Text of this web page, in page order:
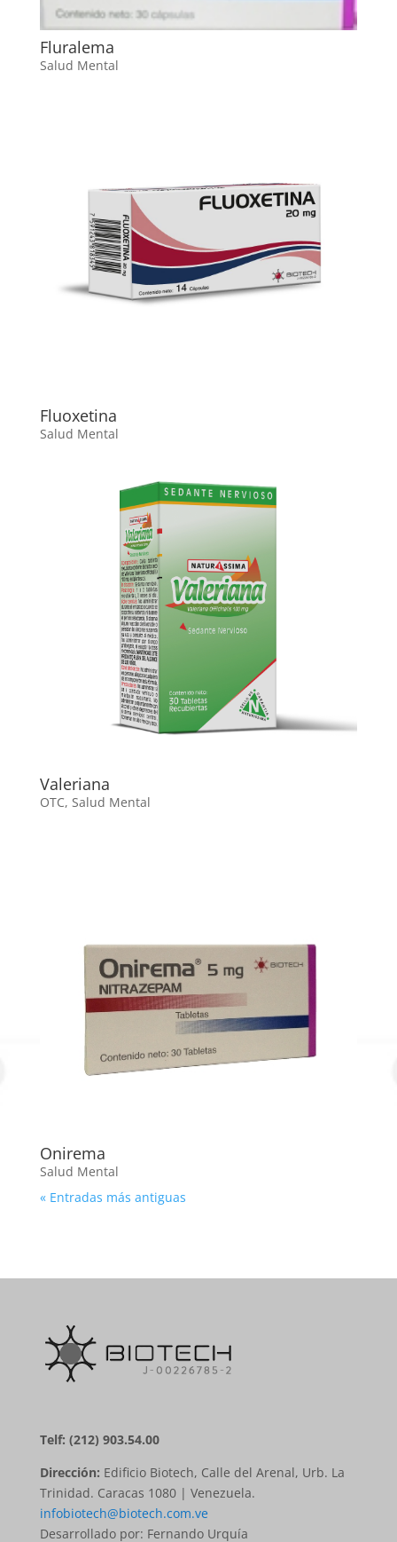
Fluralema
Salud Mental
Fluoxetina
Salud Mental
Valeriana
OTC, Salud Mental
Onirema
Salud Mental
« Entradas más antiguas
Telf: (212) 903.54.00
Dirección: Edificio Biotech, Calle del Arenal, Urb. La
Trinidad. Caracas 1080 | Venezuela.
infobiotech@biotech.com.ve
Desarrollado por: Fernando Urquía